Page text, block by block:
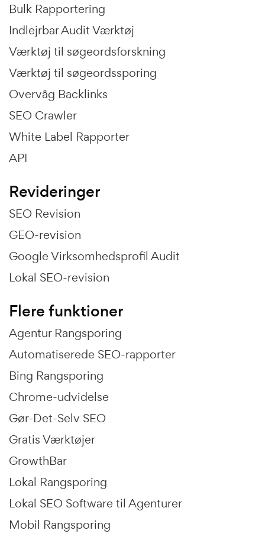
Bulk Rapportering
Indlejrbar Audit Værktøj
Værktøj til søgeordsforskning
Værktøj til søgeordssporing
Overvåg Backlinks
SEO Crawler
White Label Rapporter
API
Revideringer
SEO Revision
GEO-revision
Google Virksomhedsprofil Audit
Lokal SEO-revision
Flere funktioner
Agentur Rangsporing
Automatiserede SEO-rapporter
Bing Rangsporing
Chrome-udvidelse
Gør-Det-Selv SEO
Gratis Værktøjer
GrowthBar
Lokal Rangsporing
Lokal SEO Software til Agenturer
Mobil Rangsporing